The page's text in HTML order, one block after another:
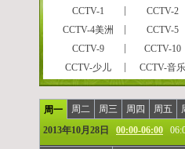
CCTV-1 CCTV-2
CCTV-4美洲
CCTV-5
CCTV-9
CCTV-10
CCTV-少儿
CCTV-音乐
CCTVPусский
CCTV-高清
风云剧场
世界地理
女性时尚
CCTV-娱乐
央视文化精品
先锋纪录
周一 周二 周三 周四 周五
2013年10月28日
00:00-06:00